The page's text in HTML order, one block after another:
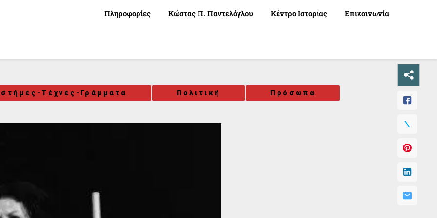
Πληροφορίες Κώστας Π. Παντελόγλου Κέντρο Ιστορίας Επικοινωνία
Τέχνες-Γράμματα Πολιτική Πρόσωπα